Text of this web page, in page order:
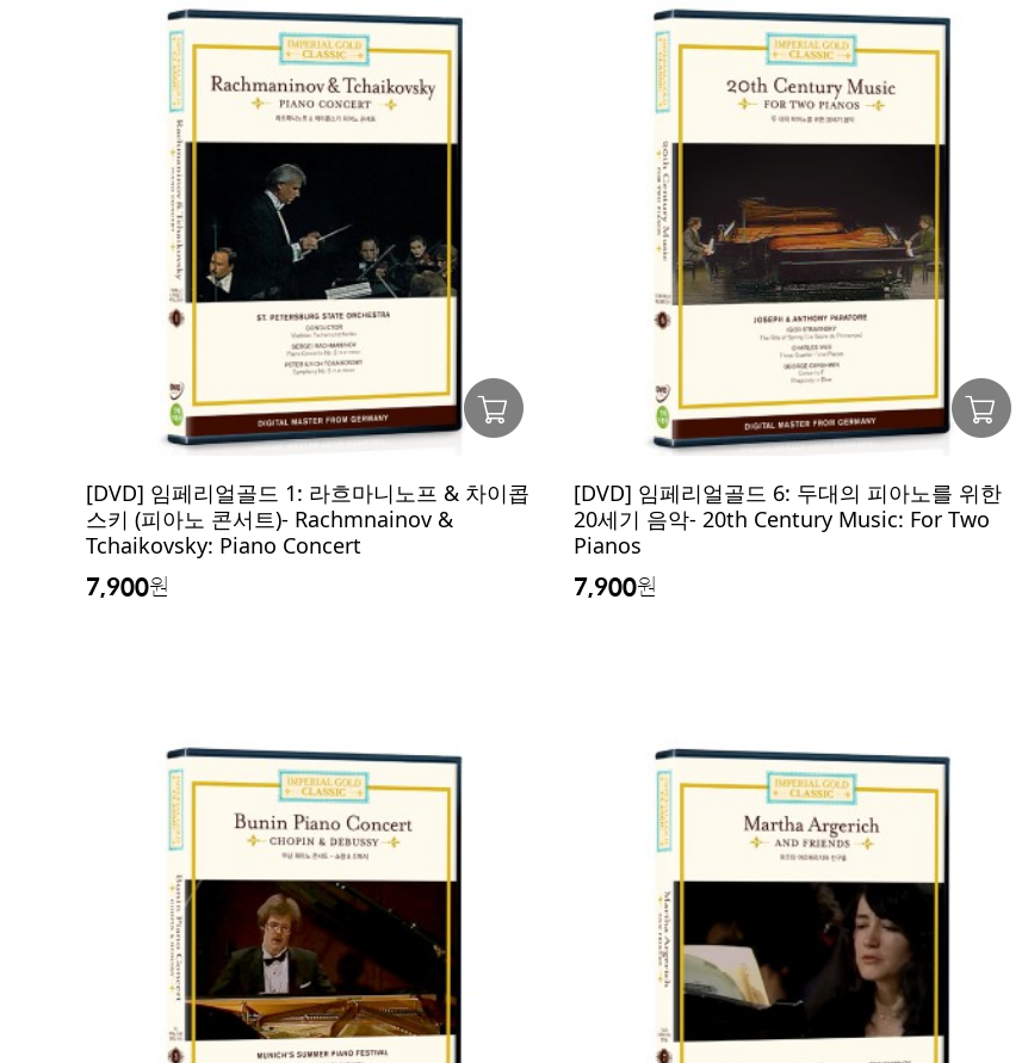
[DVD] 임페리얼골드 1: 라흐마니노프 & 차이콥
스키 (피아노 콘서트)- Rachmnainov &
Tchaikovsky: Piano Concert
7,900원
[DVD] 임페리얼골드 6: 두대의 피아노를 위한
20세기 음악- 20th Century Music: For Two
Pianos
7,900원